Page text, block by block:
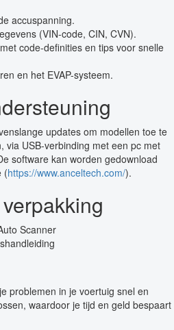
accuspanning.
(VIN-code, CIN, CVN).
code-definities en tips voor snelle
en het EVAP-systeem.
updates om modellen toe te
via USB-verbinding met een pc met
software kan worden gedownload
(https://www.anceltech.com/).
Scanner
problemen in je voertuig snel en
waardoor je tijd en geld bespaart